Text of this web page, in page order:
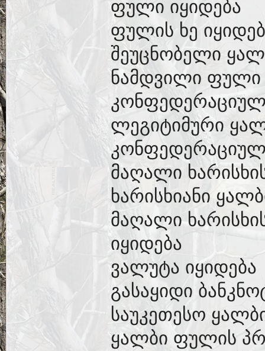
ფული იყიდება
ფულის ხე
შეუცნობელი
ნამდვილი ფული
ლეგიტიმური
მაღალი
ხარისხიანი
მაღალი
იყიდება
ვალუტა იყიდება
გასაყიდი
საუკეთესო
ყალბი ფულის